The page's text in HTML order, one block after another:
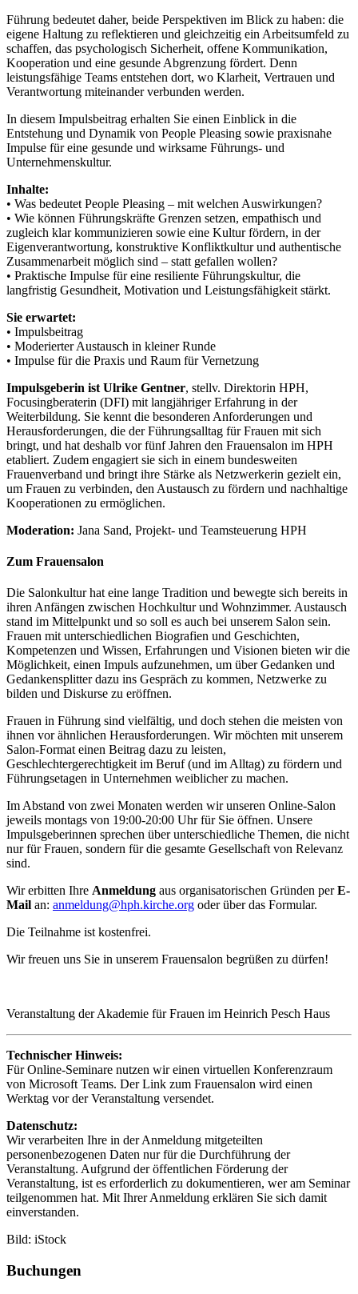
Führung bedeutet daher, beide Perspektiven im Blick zu haben: die
eigene Haltung zu reflektieren und gleichzeitig ein Arbeitsumfeld zu
schaffen, das psychologisch Sicherheit, offene Kommunikation,
Kooperation und eine gesunde Abgrenzung fördert. Denn
leistungsfähige Teams entstehen dort, wo Klarheit, Vertrauen und
Verantwortung miteinander verbunden werden.
In diesem Impulsbeitrag erhalten Sie einen Einblick in die
Entstehung und Dynamik von People Pleasing sowie praxisnahe
Impulse für eine gesunde und wirksame Führungs- und
Unternehmenskultur.
Inhalte:
• Was bedeutet People Pleasing – mit welchen Auswirkungen?
• Wie können Führungskräfte Grenzen setzen, empathisch und
zugleich klar kommunizieren sowie eine Kultur fördern, in der
Eigenverantwortung, konstruktive Konfliktkultur und authentische
Zusammenarbeit möglich sind – statt gefallen wollen?
• Praktische Impulse für eine resiliente Führungskultur, die
langfristig Gesundheit, Motivation und Leistungsfähigkeit stärkt.
Sie erwartet:
• Impulsbeitrag
• Moderierter Austausch in kleiner Runde
• Impulse für die Praxis und Raum für Vernetzung
Impulsgeberin ist Ulrike Gentner, stellv. Direktorin HPH,
Focusingberaterin (DFI) mit langjähriger Erfahrung in der
Weiterbildung. Sie kennt die besonderen Anforderungen und
Herausforderungen, die der Führungsalltag für Frauen mit sich
bringt, und hat deshalb vor fünf Jahren den Frauensalon im HPH
etabliert. Zudem engagiert sie sich in einem bundesweiten
Frauenverband und bringt ihre Stärke als Netzwerkerin gezielt ein,
um Frauen zu verbinden, den Austausch zu fördern und nachhaltige
Kooperationen zu ermöglichen.
Moderation: Jana Sand, Projekt- und Teamsteuerung HPH
Zum Frauensalon
Die Salonkultur hat eine lange Tradition und bewegte sich bereits in
ihren Anfängen zwischen Hochkultur und Wohnzimmer. Austausch
stand im Mittelpunkt und so soll es auch bei unserem Salon sein.
Frauen mit unterschiedlichen Biografien und Geschichten,
Kompetenzen und Wissen, Erfahrungen und Visionen bieten wir die
Möglichkeit, einen Impuls aufzunehmen, um über Gedanken und
Gedankensplitter dazu ins Gespräch zu kommen, Netzwerke zu
bilden und Diskurse zu eröffnen.
Frauen in Führung sind vielfältig, und doch stehen die meisten von
ihnen vor ähnlichen Herausforderungen. Wir möchten mit unserem
Salon-Format einen Beitrag dazu zu leisten,
Geschlechtergerechtigkeit im Beruf (und im Alltag) zu fördern und
Führungsetagen in Unternehmen weiblicher zu machen.
Im Abstand von zwei Monaten werden wir unseren Online-Salon
jeweils montags von 19:00-20:00 Uhr für Sie öffnen. Unsere
Impulsgeberinnen sprechen über unterschiedliche Themen, die nicht
nur für Frauen, sondern für die gesamte Gesellschaft von Relevanz
sind.
Wir erbitten Ihre Anmeldung aus organisatorischen Gründen perE-
Mail an: anmeldung@hph.kirche.org oder über das Formular.
Die Teilnahme ist kostenfrei.
Wir freuen uns Sie in unserem Frauensalon begrüßen zu dürfen!
Veranstaltung der Akademie für Frauen im Heinrich Pesch Haus
Technischer Hinweis:
Für Online-Seminare nutzen wir einen virtuellen Konferenzraum
von Microsoft Teams. Der Link zum Frauensalon wird einen
Werktag vor der Veranstaltung versendet.
Datenschutz:
Wir verarbeiten Ihre in der Anmeldung mitgeteilten
personenbezogenen Daten nur für die Durchführung der
Veranstaltung. Aufgrund der öffentlichen Förderung der
Veranstaltung, ist es erforderlich zu dokumentieren, wer am Seminar
teilgenommen hat. Mit Ihrer Anmeldung erklären Sie sich damit
einverstanden.
Bild: iStock
Buchungen